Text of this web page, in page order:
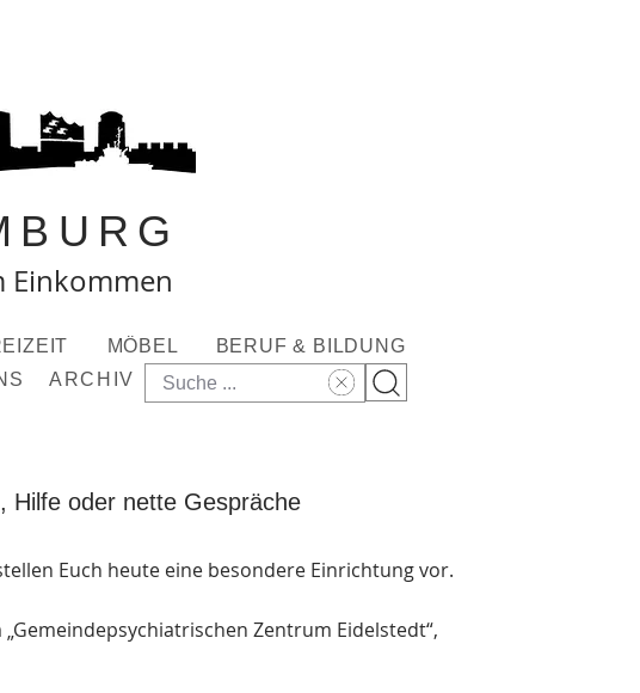
Einkommen
MÖBEL
ARCHIV
BERUF & BILDUNG
Hilfe oder nette Gespräche
Euch heute eine besondere Einrichtung vor.
„Gemeindepsychiatrischen Zentrum Eidelstedt“,